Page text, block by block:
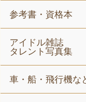
参考書・資格本
アイドル雑誌
タレント写真集
車・船・飛行機な